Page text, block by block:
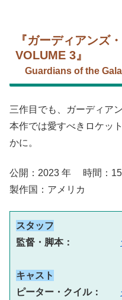
『ガーディアンズ
VOLUME 3』
Guardians of the
三作目 でも
、ガーディア
本作では愛すべきロケッ
かに。
公開：2023 年 時間
製作国：アメリカ
スタッフ
監督・脚本：
キャスト
ピーター・クイル：